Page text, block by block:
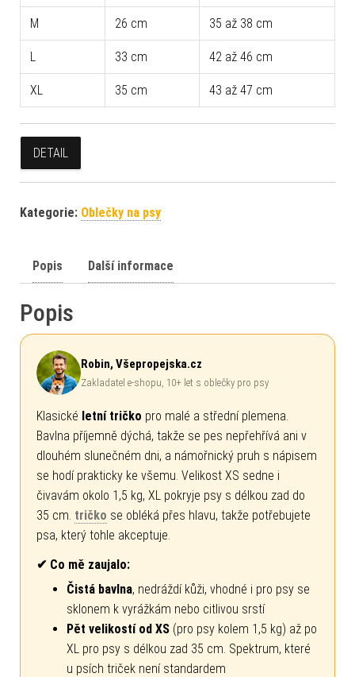
M 26 cm 35 až 38 cm
L 33 cm 42 až 46 cm
XL 35 cm 43 až 47 cm
DETAIL
Kategorie: Oblečky na psy
Popis Další informace
Popis
Robin, Všepropejska.cz
Zakladatel e-shopu, 10+ let s oblečky pro psy
Klasické letní tričko pro malé a střední plemena.
Bavlna příjemně dýchá, takže se pes nepřehřívá ani v
dlouhém slunečném dni, a námořnický pruh s nápisem
se hodí prakticky ke všemu. Velikost XS sedne i
čivavám okolo 1,5 kg, XL pokryje psy s délkou zad do
35 cm. tričko se obléká přes hlavu, takže potřebujete
psa, který tohle akceptuje.
✔ Co mě zaujalo:
Čistá bavlna, nedráždí kůži, vhodné i pro psy se
sklonem k vyrážkám nebo citlivou srstí
Pět velikostí od XS (pro psy kolem 1,5 kg) až po
XL pro psy s délkou zad 35 cm. Spektrum, které
u psích triček není standardem